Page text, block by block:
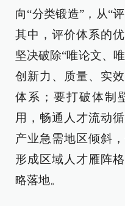
向“分类锻造”，从“
其中，评价体系的
坚决破除“唯论文、
创新力、质量、实
体系；要打破体制
用，畅通人才流动
产业急需地区倾斜
形成区域人才雁阵
略落地。